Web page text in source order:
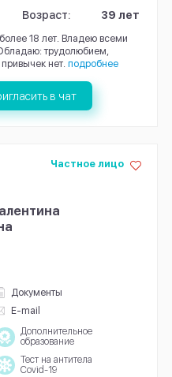
Возраст: 39 лет
18 лет. Владею всеми
трудолюбием,
нет. подробнее
в чат
Документы
E-mail
Частное лицо
Дополнительное
образование
Тест на антитела
Covid-19